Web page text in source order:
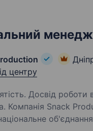
центру
Досвід роботи
—